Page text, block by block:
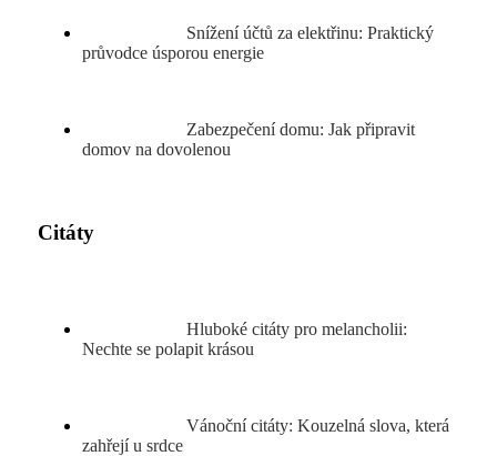
Snížení účtů za elektřinu: Praktický
průvodce úsporou energie
Zabezpečení domu: Jak připravit
domov na dovolenou
Citáty
Hluboké citáty pro melancholii:
Nechte se polapit krásou
Vánoční citáty: Kouzelná slova, která
zahřejí u srdce